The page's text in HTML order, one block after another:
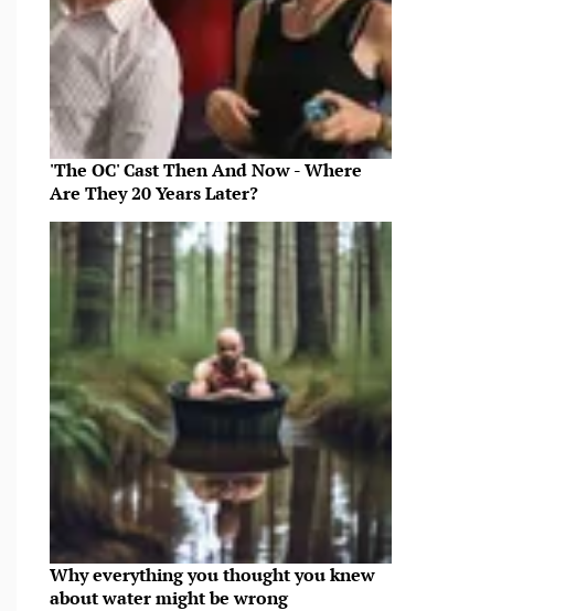
'The OC' Cast Then And Now - Where
Are They 20 Years Later?
Why everything you thought you knew
about water might be wrong